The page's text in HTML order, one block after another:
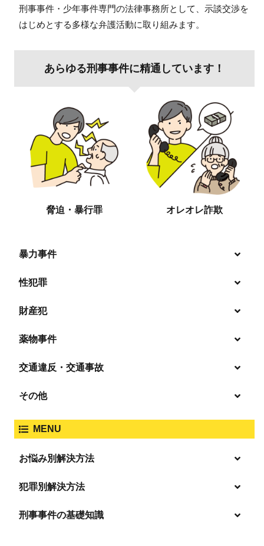
刑事事件・少年事件専門の法律事務所として、示談交渉を
はじめとする多様な弁護活動に取り組みます。
あらゆる刑事事件に精通しています！
脅迫・暴行罪 オレオレ詐欺
暴力事件
逮捕・監禁
性犯罪
盗撮・のぞき
強姦・準強姦
淫行・援助交際
財産犯
詐欺
恐喝
薬物事件
危険ドラッグ
交通違反・交通事故
ひき逃げ・当て逃げ
その他
放火・失火
MENU
お悩み別解決方法
逮捕の不安や悩み
犯罪別解決方法
事件別－暴力事件
刑事事件の基礎知識